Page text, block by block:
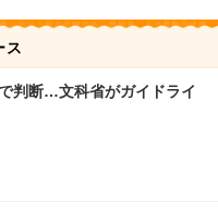
ス
判断…文科省がガイドライ